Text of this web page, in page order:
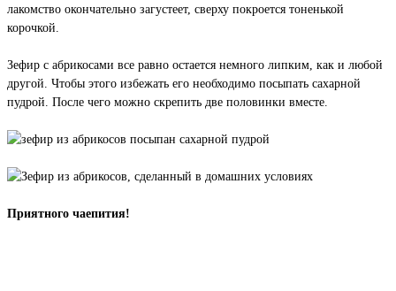
лакомство окончательно загустеет, сверху покроется тоненькой
корочкой.
Зефир с абрикосами все равно остается немного липким, как и любой
другой. Чтобы этого избежать его необходимо посыпать сахарной
пудрой. После чего можно скрепить две половинки вместе.
Приятного чаепития!